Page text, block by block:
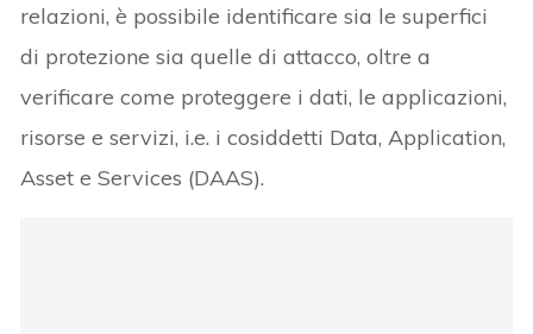
relazioni, è possibile identificare sia le superfici
di protezione sia quelle di attacco, oltre a
verificare come proteggere i dati, le applicazioni,
risorse e servizi, i.e. i cosiddetti Data, Application,
Asset e Services (DAAS).